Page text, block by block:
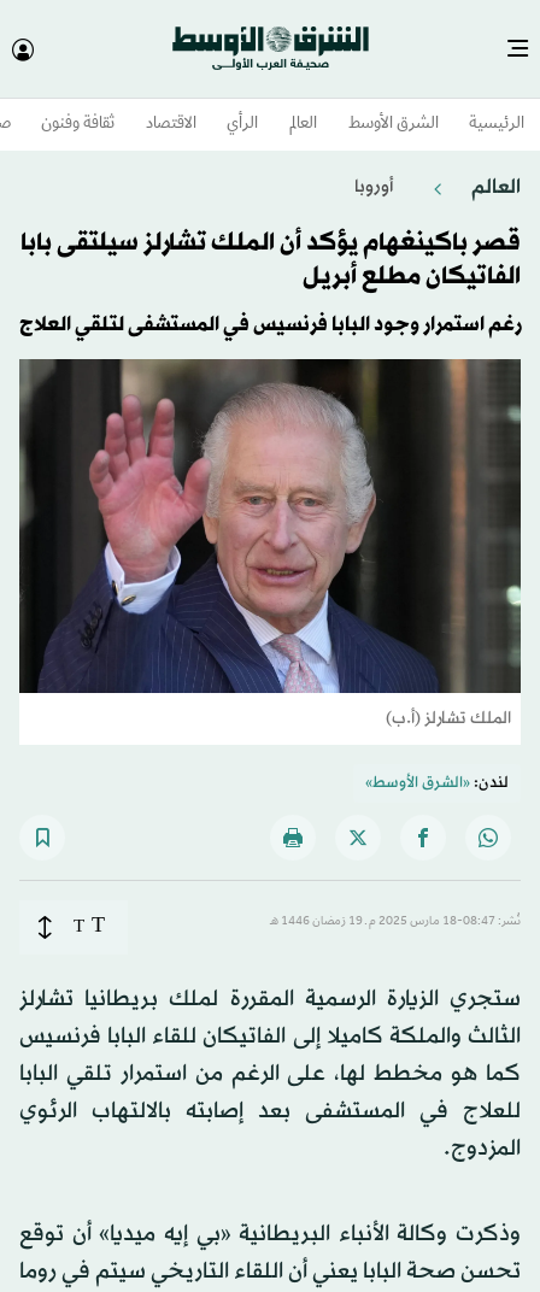
الرئيسية الشرق الأوسط​ العالم الرأي الاقتصاد ثقافة وفنون
العالم أوروبا
قصر باكينغهام يؤكد أن الملك تشارلز سيلتقى بابا
الفاتيكان مطلع أبريل
رغم استمرار وجود البابا فرنسيس في المستشفى لتلقي العلاج
الملك تشارلز (أ.ب)
لندن:«الشرق الأوسط»
نُشر: 08:47-18 مارس 2025 م ـ 19 رَمضان 1446 هـ T
T
ستجري الزيارة الرسمية المقررة لملك بريطانيا تشارلز
الثالث والملكة كاميلا إلى الفاتيكان للقاء البابا فرنسيس
كما هو مخطط لها، على الرغم من استمرار تلقي البابا
للعلاج في المستشفى بعد إصابته بالالتهاب الرئوي
المزدوج.
وذكرت وكالة الأنباء البريطانية «بي إيه ميديا» أن توقع
تحسن صحة البابا يعني أن اللقاء التاريخي سيتم في روما